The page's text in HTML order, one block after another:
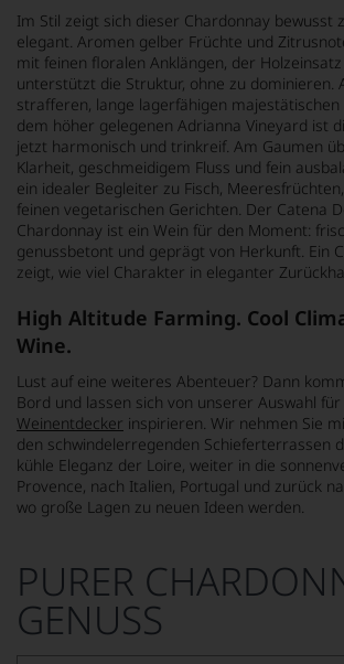
Im Stil zeigt sich dieser Chardonnay bewusst
elegant. Aromen gelber Früchte und
mit feinen floralen Anklängen, der
unterstützt die Struktur, ohne zu dominieren.
strafferen, lange lagerfähigen majestätischen
dem höher gelegenen Adrianna Vineyard ist
jetzt harmonisch und trinkreif. Am Gaumen
Klarheit, geschmeidigem Fluss und fein
ein idealer Begleiter zu Fisch,
feinen vegetarischen Gerichten. Der Catena
Chardonnay ist ein Wein für den Moment:
genussbetont und geprägt von Herkunft. Ein
zeigt, wie viel Charakter in eleganter
High Altitude Farming. Cool
Wine.
Lust auf eine weiteres Abenteuer? Dann
Bord und lassen sich von unserer Auswahl für
Weinentdecker inspirieren. Wir nehmen Sie
den schwindelerregenden Schieferterrassen
kühle Eleganz der Loire, weiter in die
Provence, nach Italien, Portugal und zurück
wo große Lagen zu neuen Ideen werden.
PURER
GENUSS